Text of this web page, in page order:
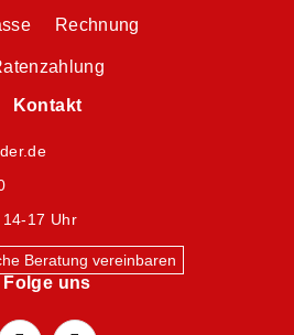
Rechnung
Kontakt
17 Uhr
Beratung vereinbaren
Folge uns